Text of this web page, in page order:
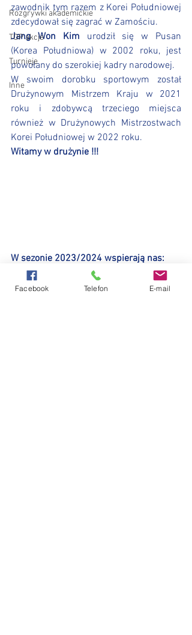
Rozgrywki akademickie
TOP akcje
Turnieje
Inne
zawodnik tym razem z Korei Południowej
zdecydował się zagrać w Zamościu.
Jang Won Kim urodził się w Pusan
(Korea Południowa) w 2002 roku, jest
powołany do szerokiej kadry narodowej.
W swoim dorobku sportowym został
Drużynowym Mistrzem Kraju w 2021
roku i zdobywcą trzeciego miejsca
również w Drużynowych Mistrzostwach
Korei Południowej w 2022 roku.
Witamy w drużynie !!!
W sezonie 2023/2024 wspierają nas:
Facebook Telefon E-mail